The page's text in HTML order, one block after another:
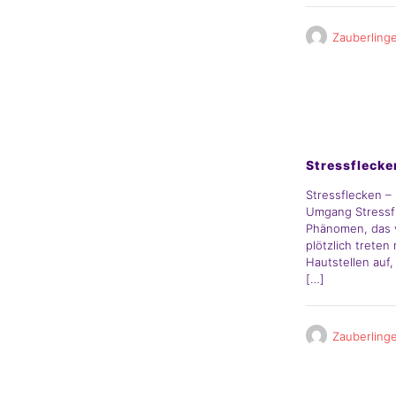
Stressflecken –
Umgang
Phänomen,
plötzlich treten
Hautstellen
[…]